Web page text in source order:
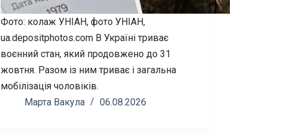
Фото: колаж УНІАН, фото УНІАН,
ua.depositphotos.com В Україні триває
воєнний стан, який продовжено до 31
жовтня. Разом із ним триває і загальна
мобілізація чоловіків.
Марта Вакула
06.08.2026